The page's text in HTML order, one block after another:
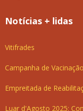
Notícias + lidas
Vitifrades
Campanha de
Empreitada de
Luar d'Agosto 2025: